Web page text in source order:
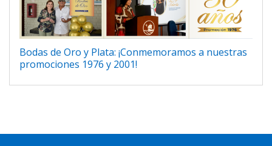
Bodas de Oro y Plata: ¡Conmemoramos a nuestras
promociones 1976 y 2001!